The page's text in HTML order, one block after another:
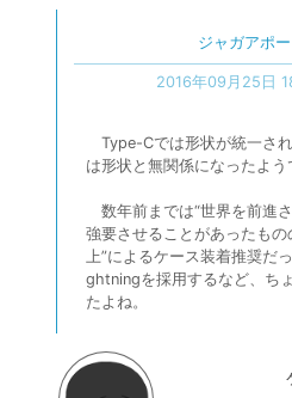
ジャガアポー
2016年09月25日
Type-Cでは形状が統一さ
は形状と無関係になったよう
数年前までは“世界を前進
強要させることがあったも
上”によるケース装着推奨だ
ghtningを採用するなど、ち
たよね。